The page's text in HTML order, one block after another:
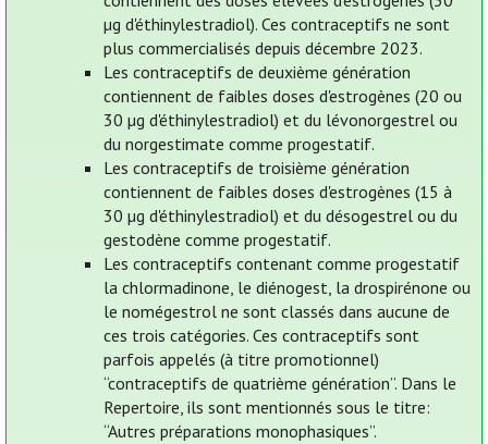
µg d'éthinylestradiol). Ces contraceptifs ne sont
plus commercialisés depuis décembre 2023.
Les contraceptifs de deuxième génération
contiennent de faibles doses d'estrogènes (20 ou
30 µg d'éthinylestradiol) et du lévonorgestrel ou
du norgestimate comme progestatif.
Les contraceptifs de troisième génération
contiennent de faibles doses d'estrogènes (15 à
30 µg d'éthinylestradiol) et du désogestrel ou du
gestodène comme progestatif.
Les contraceptifs contenant comme progestatif
la chlormadinone, le diénogest, la drospirénone ou
le nomégestrol ne sont classés dans aucune de
ces trois catégories. Ces contraceptifs sont
parfois appelés (à titre promotionnel)
“contraceptifs de quatrième génération”. Dans le
Repertoire, ils sont mentionnés sous le titre:
“Autres préparations monophasiques”.